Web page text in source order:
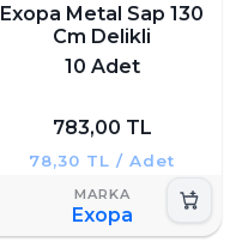
Exopa Metal Sap 130
Cm Delikli
10 Adet
783,00 TL
78,30 TL / Adet
Exopa